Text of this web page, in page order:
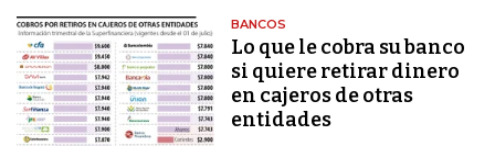
BANCOS
Lo que le cobra su banco
si quiere retirar dinero
en cajeros de otras
entidades